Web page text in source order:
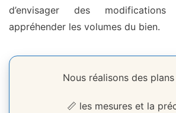
d’envisager des
appréhender les volumes du bien.
Nous réalisons des
📏 les mesures et la